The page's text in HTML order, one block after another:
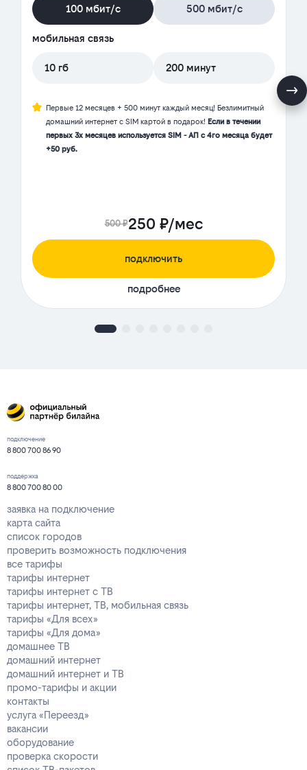
100 мбит/с 500 мбит/с
мобильная связь
10 гб 200 минут
Первые 12 месяцев + 500 минут каждый месяц! Безлимитный
домашний интернет с SIM картой в подарок! Если в течении
первых 3х месяцев используется SIM - АП с 4го месяца будет
+50 руб.
500 ₽250 ₽/мес
подключить
подробнее
подключение
8 800 700 86 90
поддержка
8 800 700 80 00
заявка на подключение
карта сайта
список городов
проверить возможность подключения
все тарифы
тарифы интернет
тарифы интернет с ТВ
тарифы интернет, ТВ, мобильная связь
тарифы «Для всех»
тарифы «Для дома»
домашнее ТВ
домашний интернет
домашний интернет и ТВ
промо-тарифы и акции
контакты
услуга «Переезд»
вакансии
оборудование
проверка скорости